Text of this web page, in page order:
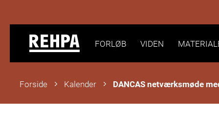
Forside Kalender
FORLØB VIDEN